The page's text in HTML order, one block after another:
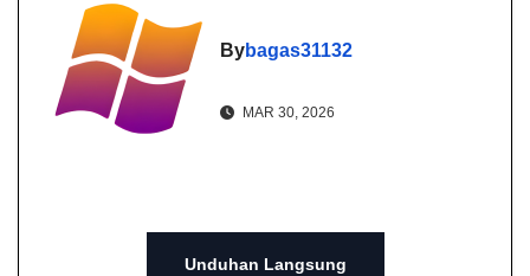
Bybagas31132
MAR 30, 2026
Unduhan Langsung